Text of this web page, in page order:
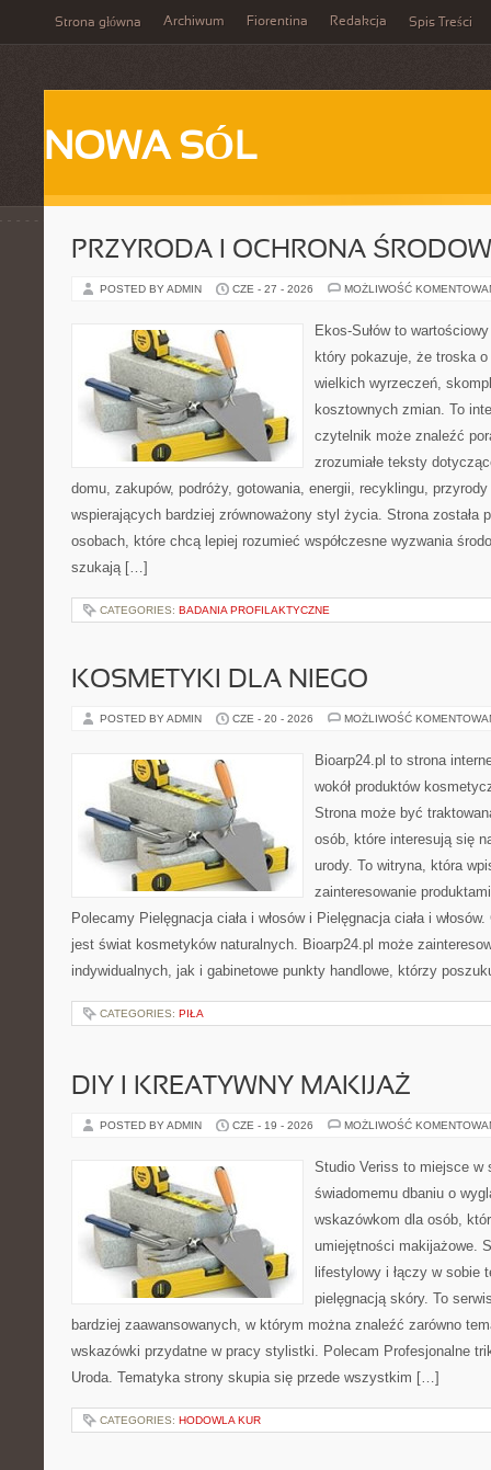
Strona główna Archiwum Fiorentina Redakcja Spis Treści
NOWA SÓL
PRZYRODA I OCHRONA
POSTED BY ADMIN CZE - 27 - 2026 MOŻLIWOŚĆ
Ekos-Sułów to
który pokazuje, że troska
wielkich wyrzeczeń,
kosztownych zmian. To
czytelnik może znaleźć
zrozumiałe teksty
domu, zakupów, podróży, gotowania, energii, recyklingu,
wspierających bardziej zrównoważony styl życia. Strona została
osobach, które chcą lepiej rozumieć współczesne wyzwania
szukają […]
CATEGORIES: BADANIA PROFILAKTYCZNE
KOSMETYKI DLA NIEGO
POSTED BY ADMIN CZE - 20 - 2026 MOŻLIWOŚĆ
Bioarp24.pl to strona
wokół produktów
Strona może być
osób, które interesują się
urody. To witryna, która
zainteresowanie
Polecamy Pielęgnacja ciała i włosów i Pielęgnacja ciała i
jest świat kosmetyków naturalnych. Bioarp24.pl może
indywidualnych, jak i gabinetowe punkty handlowe, którzy
CATEGORIES: PIŁA
DIY I KREATYWNY MAKIJAŻ
POSTED BY ADMIN CZE - 19 - 2026 MOŻLIWOŚĆ
Studio Veriss to miejsce w
świadomemu dbaniu o
wskazówkom dla osób,
umiejętności makijażowe.
lifestylowy i łączy w sobie
pielęgnacją skóry. To
bardziej zaawansowanych, w którym można znaleźć zarówno
wskazówki przydatne w pracy stylistki. Polecam Profesjonalne
Uroda. Tematyka strony skupia się przede wszystkim […]
CATEGORIES: HODOWLA KUR